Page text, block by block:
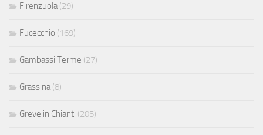
Firenzuola(29)
Fucecchio (169)
Gambassi Terme (27)
Grassina(8)
Greve in Chianti (205)